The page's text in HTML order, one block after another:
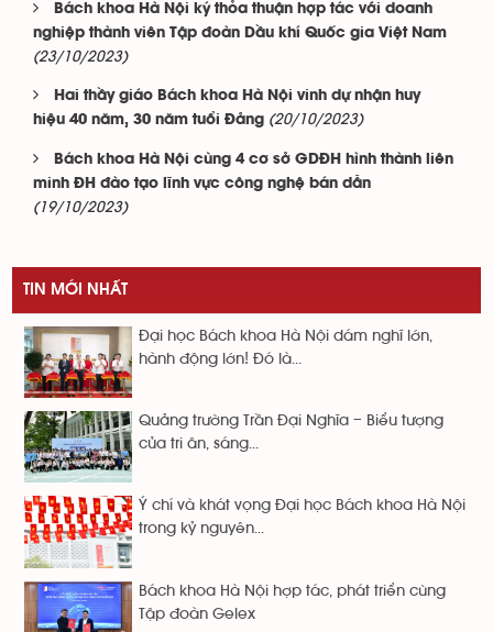
Bách khoa Hà Nội ký thỏa thuận hợp tác với doanh
nghiệp thành viên Tập đoàn Dầu khí Quốc gia Việt Nam
(23/10/2023)
Hai thầy giáo Bách khoa Hà Nội vinh dự nhận huy
hiệu 40 năm, 30 năm tuổi Đảng (20/10/2023)
Bách khoa Hà Nội cùng 4 cơ sở GDĐH hình thành liên
minh ĐH đào tạo lĩnh vực công nghệ bán dẫn
(19/10/2023)
TIN MỚI NHẤT
Đại học Bách khoa Hà Nội dám nghĩ lớn,
hành động lớn! Đó là...
Quảng trường Trần Đại Nghĩa – Biểu tượng
của tri ân, sáng...
Ý chí và khát vọng Đại học Bách khoa Hà Nội
trong kỷ nguyên...
Bách khoa Hà Nội hợp tác, phát triển cùng
Tập đoàn Gelex